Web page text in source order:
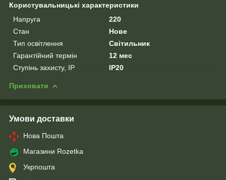
Користувальницькі характеристики
Напруга
220
Стан
Нове
Тип освітлення
Світильник
Гарантійний термін
12 мес
Ступінь захисту, IP
IP20
Приховати
Умови доставки
Нова Пошта
Магазини Rozetka
Укрпошта